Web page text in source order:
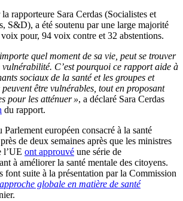
rapporteure Sara Cerdas (Socialistes et
S&D), a été soutenu par une large majorité
pour, 94 voix contre et 32 abstentions.
quel moment de sa vie, peut se trouver
C’est pourquoi ce rapport aide à
sociaux de la santé et les groupes et
être vulnérables, tout en proposant
pour les atténuer », a déclaré Sara Cerdas
du rapport.
européen consacré à la santé
de deux semaines après que les ministres
l’UE ont approuvé une série de
à améliorer la santé mentale des citoyens.
font suite à la présentation par la Commission
approche globale en matière de santé